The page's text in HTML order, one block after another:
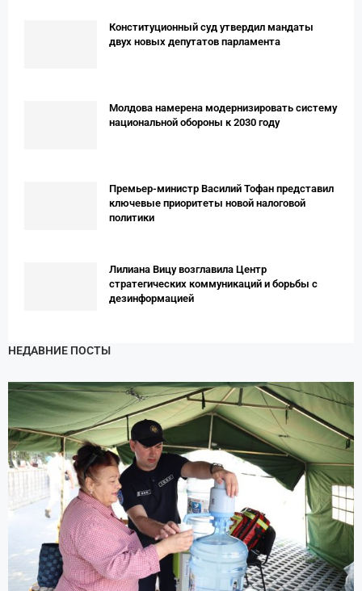
Конституционный суд утвердил мандаты
двух новых депутатов парламента
Молдова намерена модернизировать систему
национальной обороны к 2030 году
Премьер-министр Василий Тофан представил
ключевые приоритеты новой налоговой
политики
Лилиана Вицу возглавила Центр
стратегических коммуникаций и борьбы с
дезинформацией
НЕДАВНИЕ ПОСТЫ